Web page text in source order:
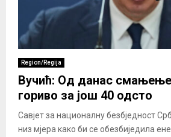
Region/Regija
Вучић: Од данас смањење
гориво за још 40 одсто
Савјет за националну безбједност
низ мјера како би се обезбиједила